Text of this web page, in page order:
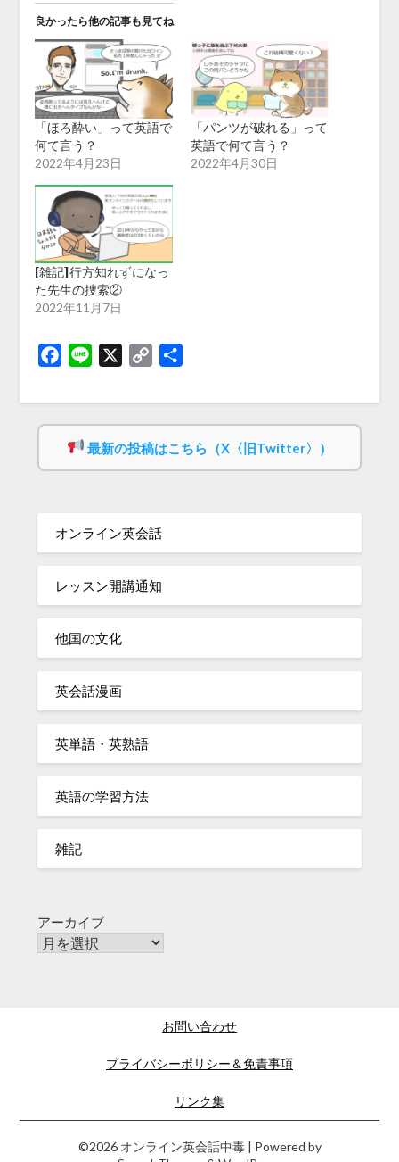
良かったら他の記事も見てね
「ほろ酔い」って英語で
何て言う？
2022年4月23日
「パンツが破れる」って
英語で何て言う？
2022年4月30日
[雑記]行方知れずになっ
た先生の捜索②
2022年11月7日
Facebook
Line
Copy
最新の投稿はこちら（X〈旧Twitter〉）
オンライン英会話
レッスン開講通知
他国の文化
英会話漫画
英単語・英熟語
英語の学習方法
雑記
アーカイブ
お問い合わせ
プライバシーポリシー＆免責事項
リンク集
©2026 オンライン英会話中毒 | Powered by